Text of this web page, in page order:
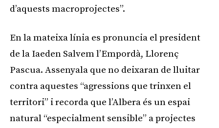
d’aquests macroprojectes”.
En la mateixa línia es pronuncia el president
de la Iaeden Salvem l’Empordà, Llorenç
Pascua. Assenyala que no deixaran de lluitar
contra aquestes “agressions que trinxen el
territori” i recorda que l’Albera és un espai
natural “especialment sensible” a projectes